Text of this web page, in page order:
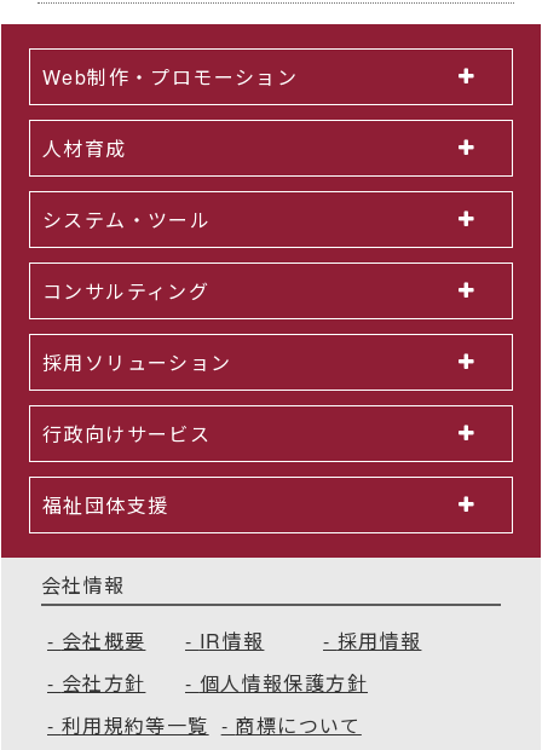
Web制作・プロモーション
人材育成
システム・ツール
コンサルティング
採用ソリューション
行政向けサービス
福祉団体支援
会社情報
会社概要
IR情報
採用情報
会社方針
個人情報保護方針
利用規約等一覧
商標について